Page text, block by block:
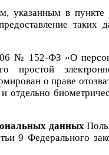
указанным в пункте
таких
№ 152-ФЗ «О
простой
о праве
отдельно
данных
9 Федерального